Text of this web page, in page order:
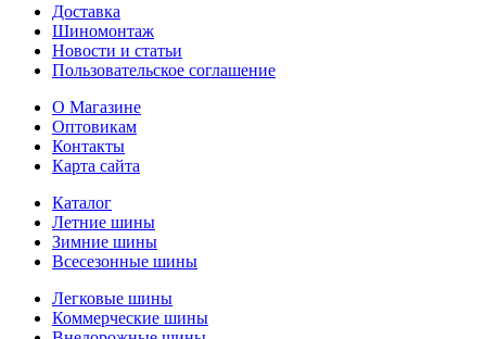
Доставка
Шиномонтаж
Новости и статьи
Пользовательское соглашение
О Магазине
Оптовикам
Контакты
Карта сайта
Каталог
Летние шины
Зимние шины
Всесезонные шины
Легковые шины
Коммерческие шины